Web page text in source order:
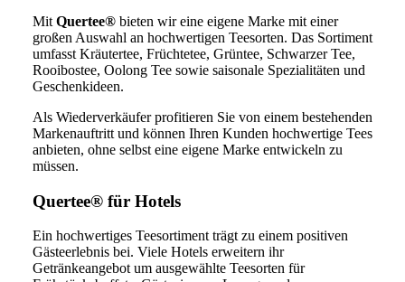
Mit Quertee® bieten wir eine eigene Marke mit einer
großen Auswahl an hochwertigen Teesorten. Das Sortiment
umfasst Kräutertee, Früchtetee, Grüntee, Schwarzer Tee,
Rooibostee, Oolong Tee sowie saisonale Spezialitäten und
Geschenkideen.
Als Wiederverkäufer profitieren Sie von einem bestehenden
Markenauftritt und können Ihren Kunden hochwertige Tees
anbieten, ohne selbst eine eigene Marke entwickeln zu
müssen.
Quertee® für Hotels
Ein hochwertiges Teesortiment trägt zu einem positiven
Gästeerlebnis bei. Viele Hotels erweitern ihr
Getränkeangebot um ausgewählte Teesorten für